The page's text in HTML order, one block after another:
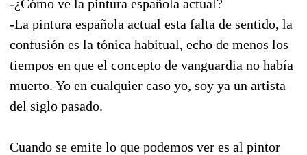
-¿Cómo ve la pintura española actual?
-La pintura española actual esta falta de sentido, la
confusión es la tónica habitual, echo de menos los
tiempos en que el concepto de vanguardia no había
muerto. Yo en cualquier caso yo, soy ya un artista
del siglo pasado.
Cuando se emite lo que podemos ver es al pintor